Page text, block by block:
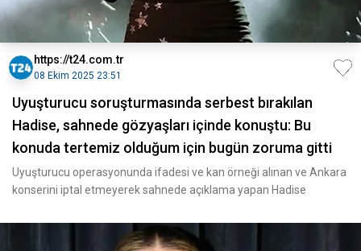
https://t24.com.tr
08 Ekim 2025 23:51
Uyuşturucu soruşturmasında serbest bırakılan
Hadise, sahnede gözyaşları içinde konuştu: Bu
konuda tertemiz olduğum için bugün zoruma gitti
Uyuşturucu operasyonunda ifadesi ve kan örneği alınan ve Ankara
konserini iptal etmeyerek sahnede açıklama yapan Hadise